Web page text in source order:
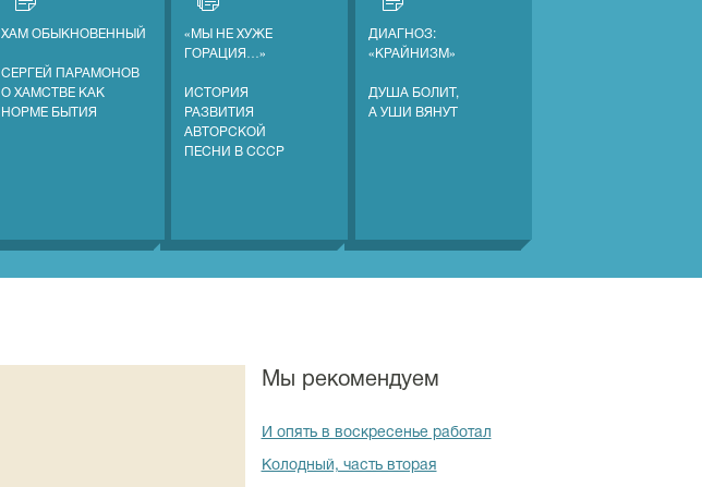
ХАМ ОБЫКНОВЕННЫЙ
СЕРГЕЙ ПАРАМОНОВ
О ХАМСТВЕ КАК
НОРМЕ БЫТИЯ
«МЫ НЕ ХУЖЕ
ГОРАЦИЯ…»
ИСТОРИЯ
РАЗВИТИЯ
АВТОРСКОЙ
ПЕСНИ В СССР
ДИАГНОЗ:
«КРАЙНИЗМ»
ДУША БОЛИТ,
А УШИ ВЯНУТ
Мы рекомендуем
И опять в воскресенье работал
Колодный, часть вторая